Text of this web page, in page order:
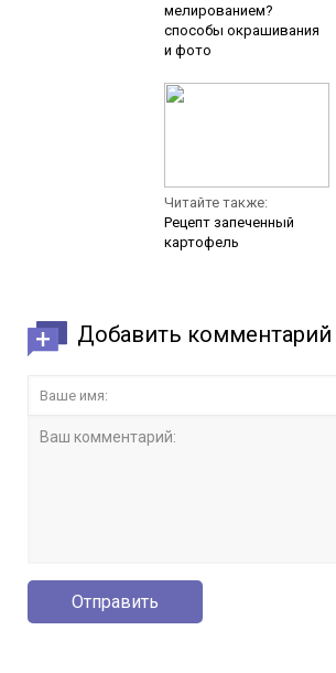
мелированием?
способы окрашивания
и фото
Читайте также:
Рецепт запеченный
картофель
Добавить комментарий